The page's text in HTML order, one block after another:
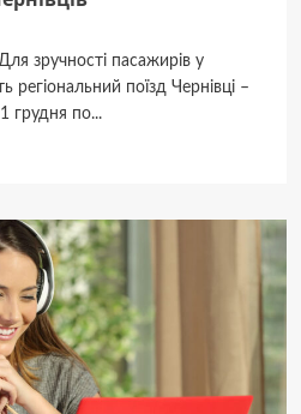
зручності пасажирів у
регіональний поїзд Чернівці –
грудня по...